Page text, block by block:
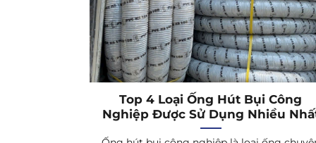
Top 4 Loại Ống Hút Bụi Công
Nghiệp Được Sử Dụng Nhiều